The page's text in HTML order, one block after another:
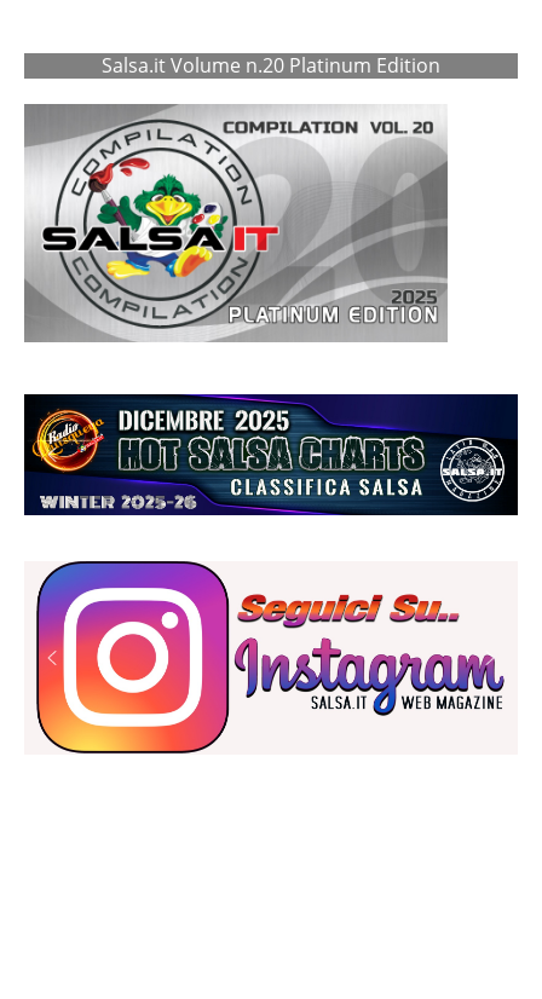
Salsa.it Volume n.20 Platinum Edition